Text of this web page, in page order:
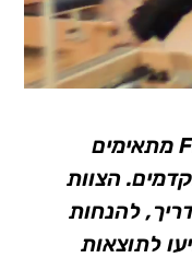
אימוני פילאטיס בסטודיו FIT מתאימים
הצוות
להנחות
לתוצאות